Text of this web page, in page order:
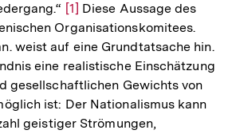
Zur
Auflösung
der
Fußnote
[1] Diese Aussage des
Organisationskomitees.
weist auf eine Grundtatsache hin.
eine realistische Einschätzung
gesellschaftlichen Gewichts von
ist: Der Nationalismus kann
geistiger Strömungen,